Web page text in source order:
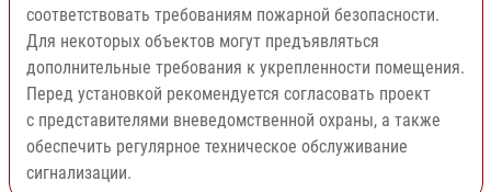
соответствовать требованиям пожарной безопасности.
Для некоторых объектов могут предъявляться
дополнительные требования к укрепленности помещения.
Перед установкой рекомендуется согласовать проект
с представителями вневедомственной охраны, а также
обеспечить регулярное техническое обслуживание
сигнализации.